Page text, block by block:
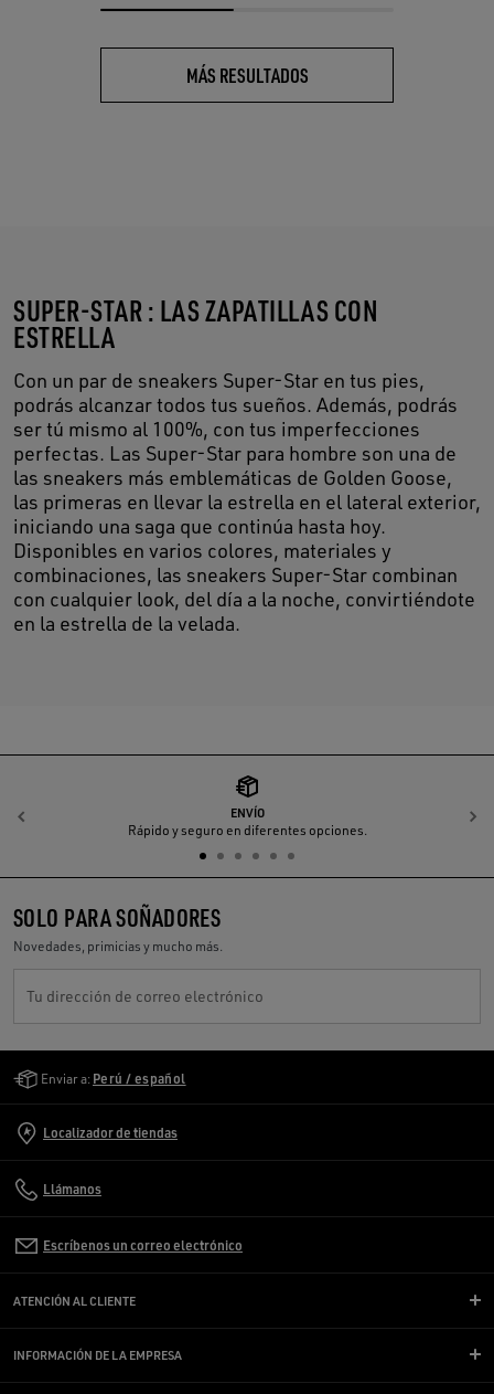
MÁS RESULTADOS
SUPER-STAR : LAS ZAPATILLAS CON
ESTRELLA
Con un par de sneakers Super-Star en tus pies,
podrás alcanzar todos tus sueños. Además, podrás
ser tú mismo al 100%, con tus imperfecciones
perfectas. Las Super-Star para hombre son una de
las sneakers más emblemáticas de Golden Goose,
las primeras en llevar la estrella en el lateral exterior,
iniciando una saga que continúa hasta hoy.
Disponibles en varios colores, materiales y
combinaciones, las sneakers Super-Star combinan
con cualquier look, del día a la noche, convirtiéndote
en la estrella de la velada.
ENVÍO
Rápido y seguro en diferentes opciones.
Anterior
SOLO PARA SOÑADORES
Novedades, primicias y mucho más.
Tu dirección de correo electrónico
Enviar a: Perú / español
Localizador de tiendas
Llámanos
Escríbenos un correo electrónico
ATENCIÓN AL CLIENTE
INFORMACIÓN DE LA EMPRESA